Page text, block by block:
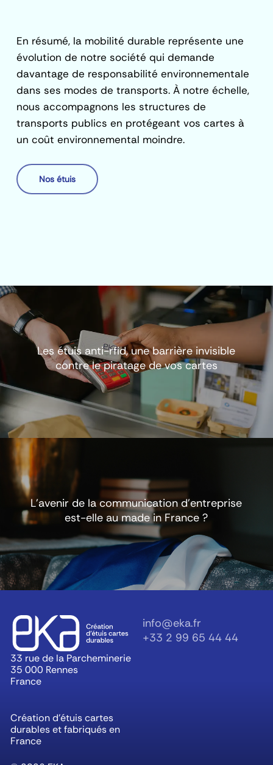
En résumé, la mobilité durable représente une
évolution de notre société qui demande
davantage de responsabilité environnementale
dans ses modes de transports. À notre échelle,
nous accompagnons les structures de
transports publics en protégeant vos cartes à
un coût environnemental moindre.
Nos étuis
Les étuis anti-rfid, une barrière invisible
contre le piratage de vos cartes
L’avenir de la communication d’entreprise
est-elle au made in France ?
info@eka.fr
+33 2 99 65 44 44
33 rue de la Parcheminerie
35 000 Rennes
France
Création d’étuis cartes
durables et fabriqués en
France